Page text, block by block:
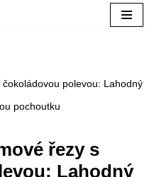
polevou: Lahodný
pochoutku
řezy s
Lahodný